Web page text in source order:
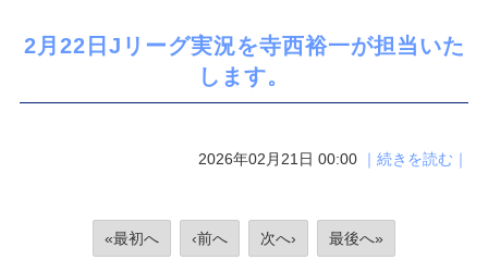
2月22日Jリーグ実況を寺西裕一が担当いた
します。
2026年02月21日 00:00 ｜続きを読む｜
«最初へ ‹前へ 次へ› 最後へ»